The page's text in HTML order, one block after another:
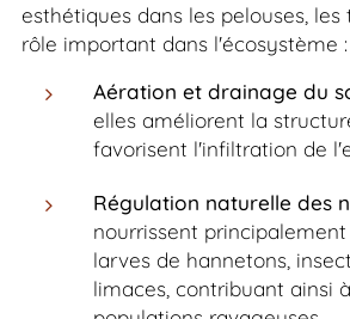
esthétiques dans les pelouses,
rôle important dans l'écosystème :
Aération et drainage du
elles améliorent la
favorisent l'infiltration de
Régulation naturelle des
nourrissent principalement
larves de hannetons,
limaces, contribuant ainsi